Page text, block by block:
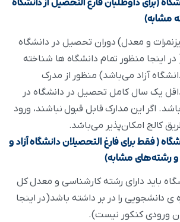
مشابه)
و معدل) دوران تحصیل در دانشگاه
اینجا منظور تمام دانشگاه‌ ها شناخته
آزاد می‌باشد) منظور از مدرک
یک سال کامل تحصیل در دانشگاه در
اگر این مدارک قابل قبول نباشند، ورود
کالج امکان‌پذیر می‌باشد.
( فقط برای فارغ التحصیلان دانشگاه آزاد و
رشته‌های مشابه)
باید دارای رشته کارشناسی و معدل کل
ی دانشجویی را در بر داشته باشد(در اینجا
ورودی کنکور نیست).